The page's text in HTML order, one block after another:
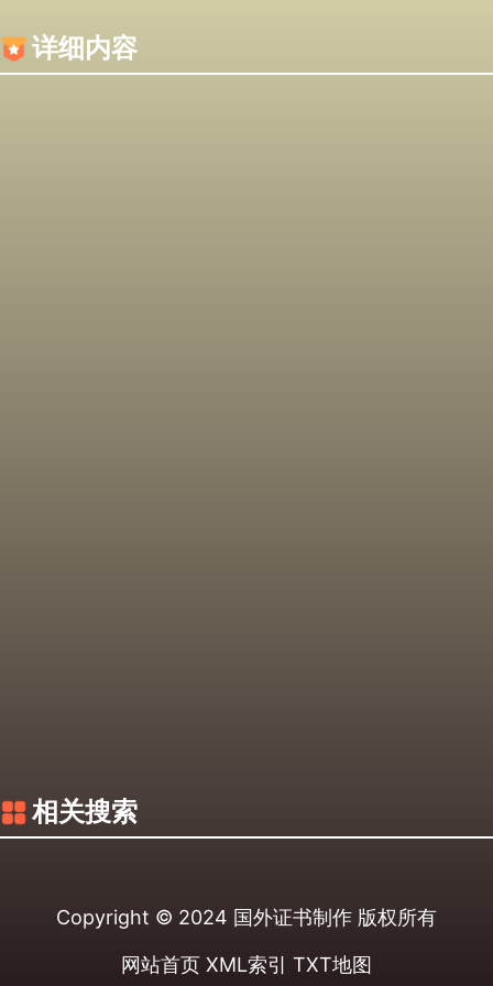
详细内容
相关搜索
Copyright © 2024 国外证书制作 版权所有
网站首页 XML索引 TXT地图